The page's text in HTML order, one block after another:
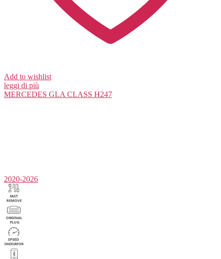
Add to wishlist
leggi di più
MERCEDES GLA CLASS H247
2020-2026